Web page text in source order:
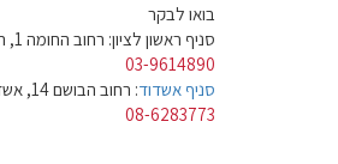
בואו לבקר
סניף ראשון לציון: רחוב החומה 1, ראשון לציון
03-9614890
סניף אשדוד: רחוב הבושם 14, אשדוד
08-6283773